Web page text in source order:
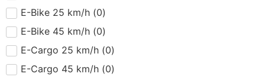
E-Bike 25 km/h (0)
E-Bike 45 km/h (0)
E-Cargo 25 km/h (0)
E-Cargo 45 km/h (0)